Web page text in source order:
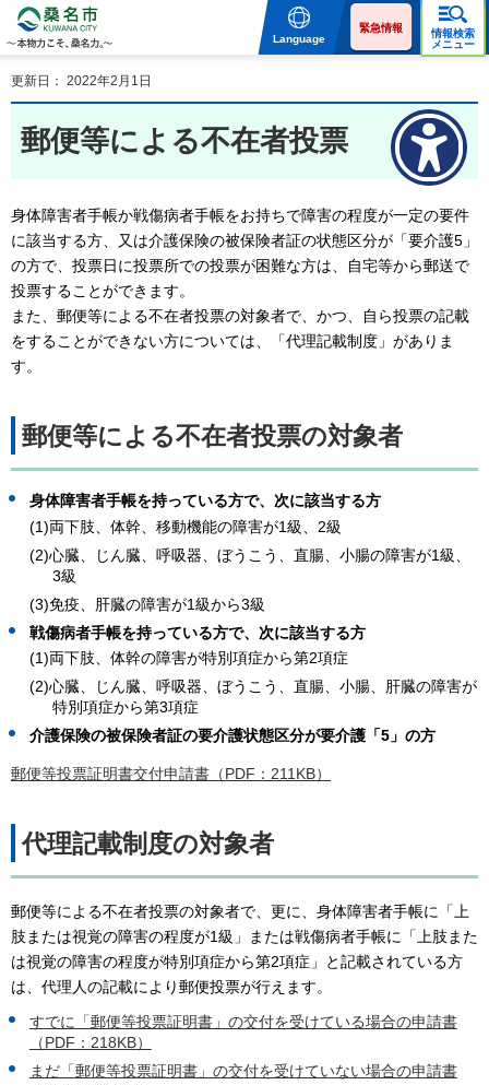
物力こそ、桑名力。
Language
緊急情報
情報検索
メニュー
更新日： 2022年2月1日
郵便等による不在者投票
身体障害者手帳か戦傷病者手帳をお持ちで障害の程度が一定の要件
に該当する方、又は介護保険の被保険者証の状態区分が「要介護5」
の方で、投票日に投票所での投票が困難な方は、自宅等から郵送で
投票することができます。
また、郵便等による不在者投票の対象者で、かつ、自ら投票の記載
をすることができない方については、「代理記載制度」がありま
す。
郵便等による不在者投票の対象者
身体障害者手帳を持っている方で、次に該当する方
(1)両下肢、体幹、移動機能の障害が1級、2級
(2)心臓、じん臓、呼吸器、ぼうこう、直腸、小腸の障害が1級、
3級
(3)免疫、肝臓の障害が1級から3級
戦傷病者手帳を持っている方で、次に該当する方
(1)両下肢、体幹の障害が特別項症から第2項症
(2)心臓、じん臓、呼吸器、ぼうこう、直腸、小腸、肝臓の障害が
特別項症から第3項症
介護保険の被保険者証の要介護状態区分が要介護「5」の方
郵便等投票証明書交付申請書（PDF：211KB）
代理記載制度の対象者
郵便等による不在者投票の対象者で、更に、身体障害者手帳に「上
肢または視覚の障害の程度が1級」または戦傷病者手帳に「上肢また
は視覚の障害の程度が特別項症から第2項症」と記載されている方
は、代理人の記載により郵便投票が行えます。
すでに「郵便等投票証明書」の交付を受けている場合の申請書
（PDF：218KB）
まだ「郵便等投票証明書」の交付を受けていない場合の申請書